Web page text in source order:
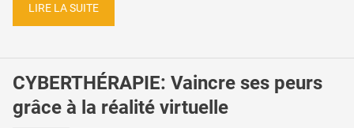
LIRE LA SUITE
CYBERTHÉRAPIE: Vaincre ses peurs
grâce à la réalité virtuelle